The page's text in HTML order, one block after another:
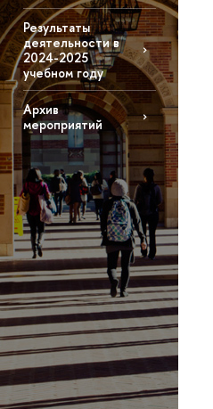
Результаты
деятельности в
2024-2025
учебном году
Архив
мероприятий